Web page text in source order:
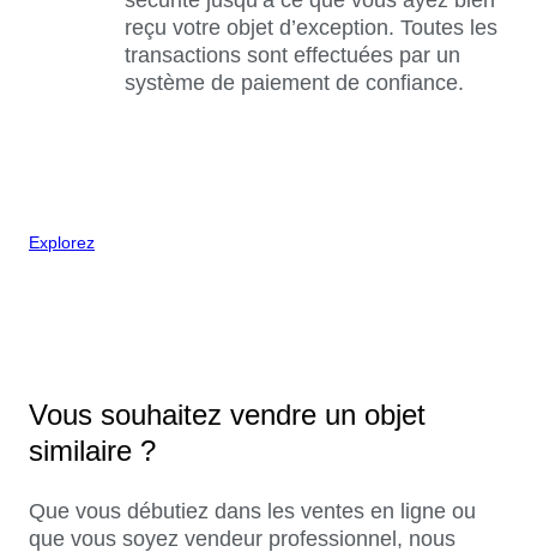
reçu votre objet d’exception. Toutes les
transactions sont effectuées par un
système de paiement de confiance.
Explorez
Vous souhaitez vendre un objet
similaire ?
Que vous débutiez dans les ventes en ligne ou
que vous soyez vendeur professionnel, nous